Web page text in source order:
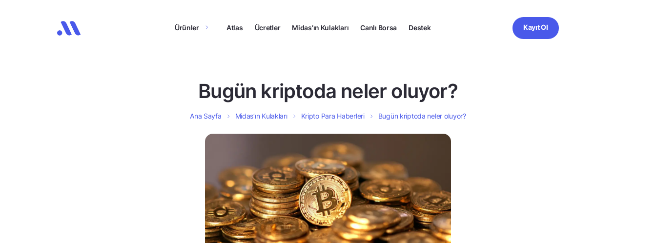
Ürünler Atlas Ücretler Midas’ın Kulakları Canlı Borsa Destek Kayıt Ol
Bugün kriptoda neler oluyor?
Ana Sayfa Midas’ın Kulakları Kripto Para Haberleri Bugün kriptoda neler oluyor?